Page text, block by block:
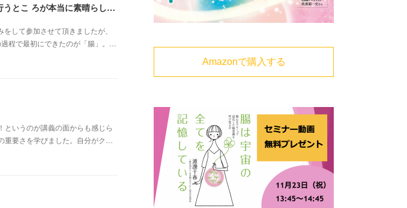
自分と向き合いながら、心の声を聞く感じたままに行える。 クライアントさん主体で行うとこ ろが本当に素晴らしいです（新潟県・佐藤よしみさん）
して参加させて頂きましたが、
程で最初にできたのが「腸」。…
いうのが講義の面からも感じら
要さを学びました。自分がク…
Amazonで購入する